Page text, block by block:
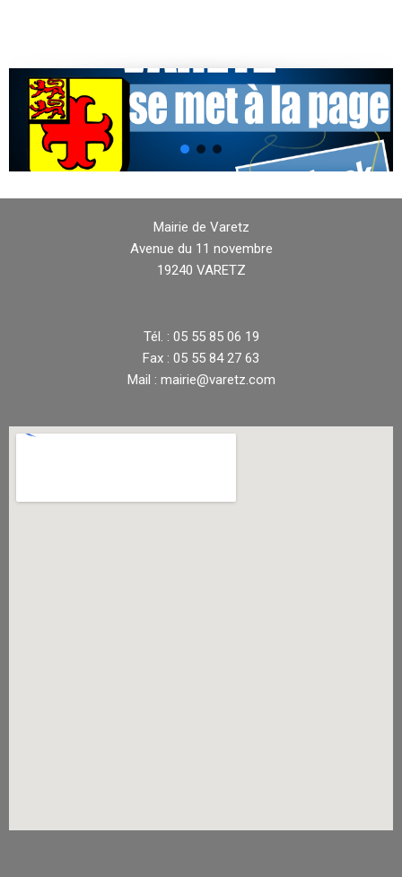
Mairie de Varetz
Avenue du 11 novembre
19240 VARETZ
Tél. : 05 55 85 06 19
Fax : 05 55 84 27 63
Mail : mairie@varetz.com